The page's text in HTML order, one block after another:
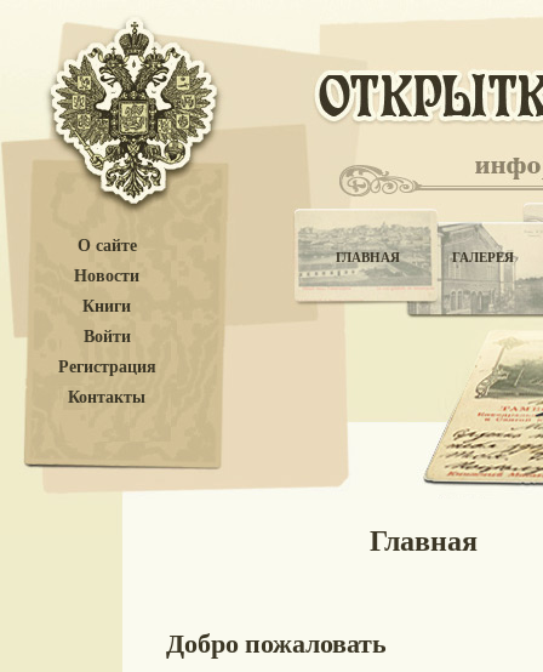
О сайте
Новости
Книги
Войти
Регистрация
Контакты
ГЛАВНАЯ ГАЛЕРЕЯ
Главная
Добро пожаловать